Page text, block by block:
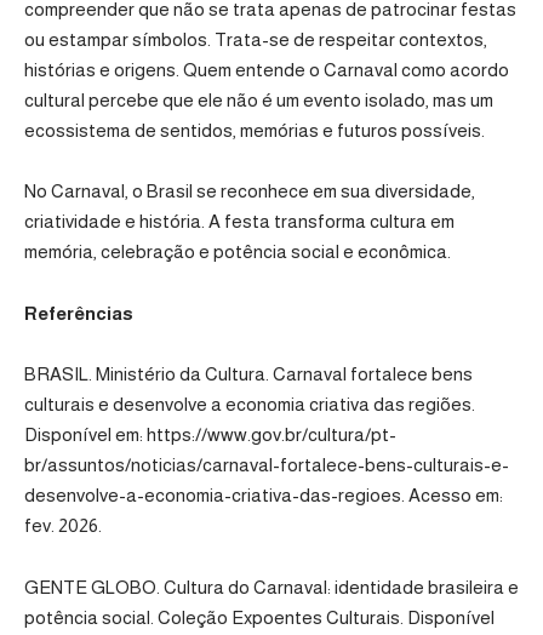
compreender que não se trata apenas de patrocinar festas
ou estampar símbolos. Trata-se de respeitar contextos,
histórias e origens. Quem entende o Carnaval como acordo
cultural percebe que ele não é um evento isolado, mas um
ecossistema de sentidos, memórias e futuros possíveis.
No Carnaval, o Brasil se reconhece em sua diversidade,
criatividade e história. A festa transforma cultura em
memória, celebração e potência social e econômica.
Referências
BRASIL. Ministério da Cultura. Carnaval fortalece bens
culturais e desenvolve a economia criativa das regiões.
Disponível em: https://www.gov.br/cultura/pt-
br/assuntos/noticias/carnaval-fortalece-bens-culturais-e-
desenvolve-a-economia-criativa-das-regioes. Acesso em:
fev. 2026.
GENTE GLOBO. Cultura do Carnaval: identidade brasileira e
potência social. Coleção Expoentes Culturais. Disponível